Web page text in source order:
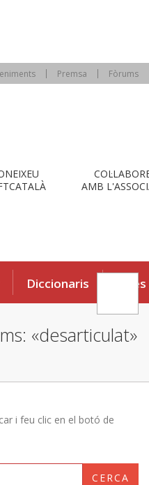
Premsa Fòrums
AMB
Diccionaris Eines
«desarticulat»
i feu clic en el botó de
CERCA